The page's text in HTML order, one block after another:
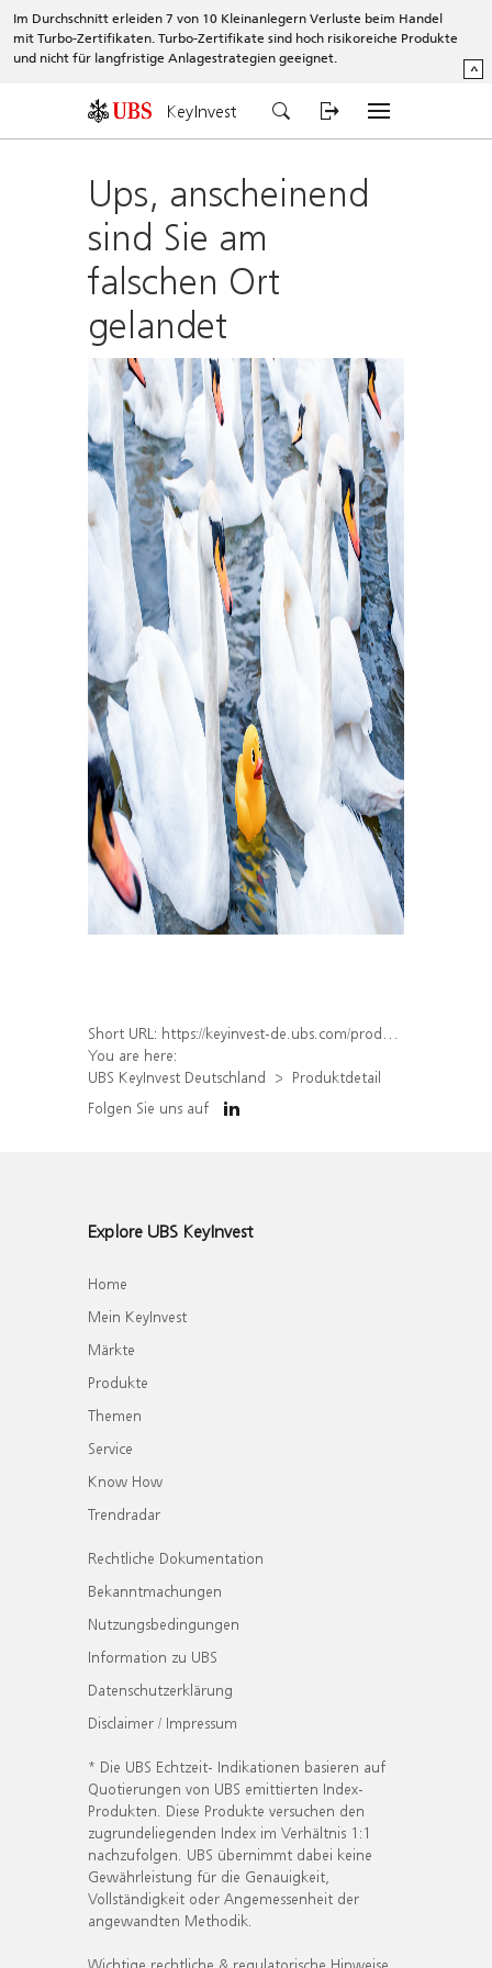
Im Durchschnitt erleiden 7 von 10 Kleinanlegern Verluste beim Handel
mit Turbo-Zertifikaten. Turbo-Zertifikate sind hoch risikoreiche Produkte
und nicht für langfristige Anlagestrategien geeignet.
^
KeyInvest
Ups, anscheinend
sind Sie am
falschen Ort
gelandet
Short URL: https://keyinvest-de.ubs.com/produkt/detail/index/isin/DE000WA7GNY6
You are here:
UBS KeyInvest Deutschland
Produktdetail
Folgen Sie uns auf
Explore UBS KeyInvest
Home
Mein KeyInvest
Märkte
Produkte
Themen
Service
Know How
Trendradar
Rechtliche Dokumentation
Bekanntmachungen
Nutzungsbedingungen
Information zu UBS
Datenschutzerklärung
Disclaimer / Impressum
* Die UBS Echtzeit- Indikationen basieren auf
Quotierungen von UBS emittierten Index-
Produkten. Diese Produkte versuchen den
zugrundeliegenden Index im Verhältnis 1:1
nachzufolgen. UBS übernimmt dabei keine
Gewährleistung für die Genauigkeit,
Vollständigkeit oder Angemessenheit der
angewandten Methodik.